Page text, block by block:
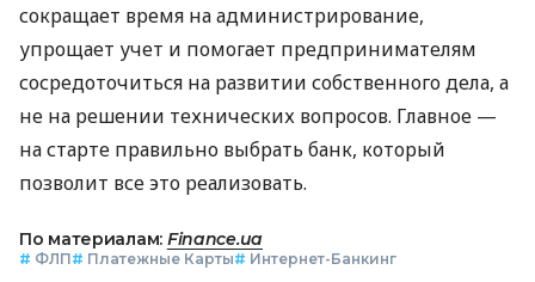
сокращает время на администрирование,
упрощает учет и помогает предпринимателям
сосредоточиться на развитии собственного дела, а
не на решении технических вопросов. Главное —
на старте правильно выбрать банк, который
позволит все это реализовать.
По материалам: Finance.ua
# ФЛП# Платежные Карты# Интернет-Банкинг